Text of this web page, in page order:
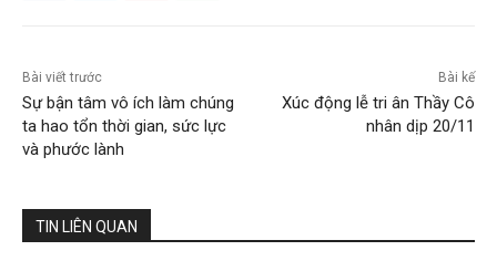
Bài viết trước
Sự bận tâm vô ích làm chúng
ta hao tổn thời gian, sức lực
và phước lành
Bài kế
Xúc động lễ tri ân Thầy Cô
nhân dịp 20/11
TIN LIÊN QUAN